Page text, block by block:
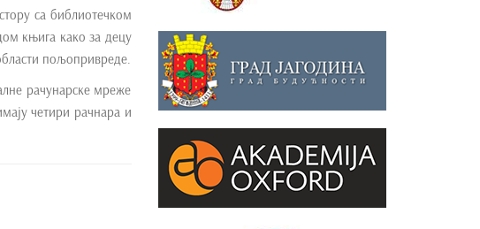
са библиотечком
књига како за децу
пољопривреде.
рачунарске мреже
четири рачнара и